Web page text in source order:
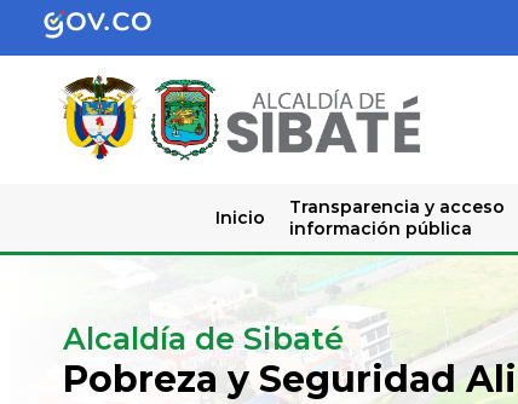
Inicio
Transparencia y acceso
información pública
Alcaldía de Sibaté
Pobreza y Seguridad